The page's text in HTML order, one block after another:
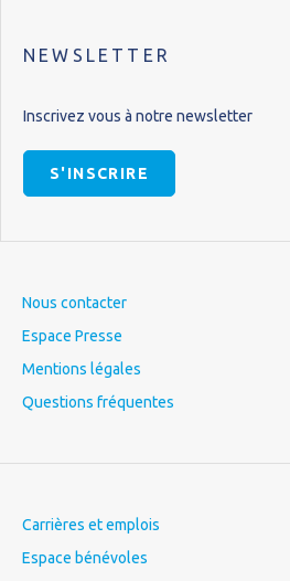
NEWSLETTER
Inscrivez vous à notre newsletter
S'INSCRIRE
Nous contacter
Espace Presse
Mentions légales
Questions fréquentes
Carrières et emplois
Espace bénévoles